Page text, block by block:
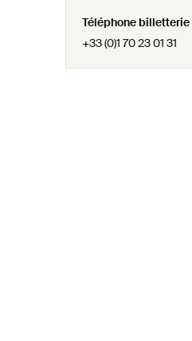
Téléphone billetterie
+33 (0)1 70 23 01 31